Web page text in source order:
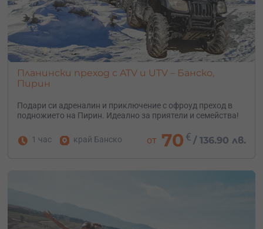
Планински преход с ATV и UTV – Банско,
Пирин
Подари си адреналин и приключение с офроуд преход в
подножието на Пирин. Идеално за приятели и семейства!
1 час край Банско от 70 € /136.90 лв.